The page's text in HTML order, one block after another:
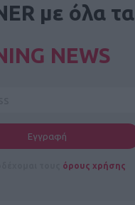
με όλα τα
NEWS
όρους χρήσης